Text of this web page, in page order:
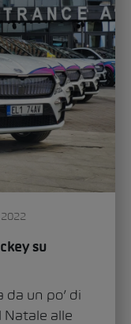
su
un po’ di
Natale alle